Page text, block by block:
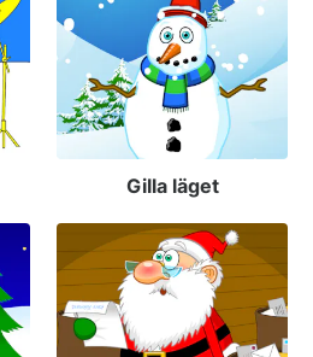
Gilla läget